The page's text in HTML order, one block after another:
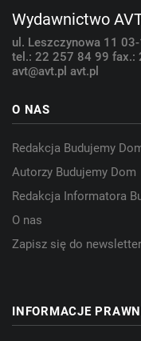
Wydawnictwo
ul. Leszczynowa 11
tel.: 22 257 84 99 fax.:
avt@avt.pl avt.pl
O NAS
Redakcja Budujemy
Autorzy Budujemy Dom
Redakcja Informatora
O nas
Zapisz się do
INFORMACJE